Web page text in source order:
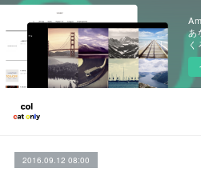
あ
く
2016.09.12 08:00